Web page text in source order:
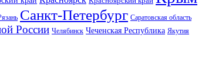
Санкт-Петербург Саратовская область
России Челябинск Чеченская Республика Якутия